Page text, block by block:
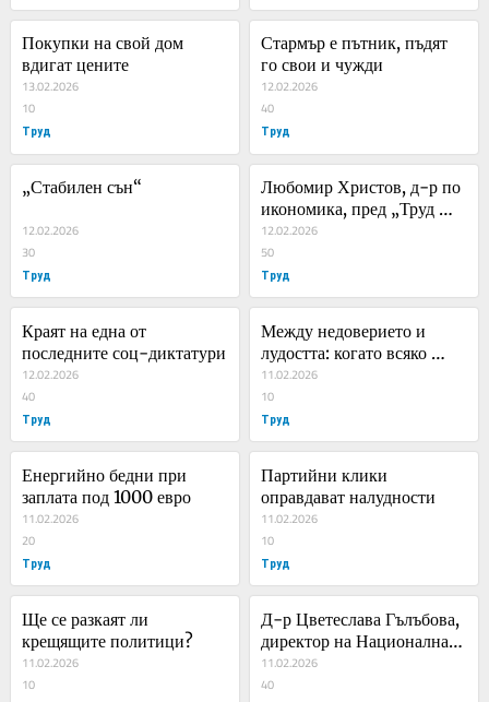
Покупки на свой дом
вдигат цените
13.02.2026
10
Труд
Стармър е пътник, пъдят
го свои и чужди
12.02.2026
40
Труд
„Стабилен сън“
12.02.2026
30
Труд
Любомир Христов, д-р по
икономика, пред „Труд
news”: Да спестявате за
втора пенсия е като да
носите вода в сито
12.02.2026
50
Труд
Краят на една от
последните соц-диктатури
12.02.2026
40
Труд
Между недоверието и
лудостта: когато всяко
убийство става
политически заговор
11.02.2026
10
Труд
Енергийно бедни при
заплата под 1000 евро
11.02.2026
20
Труд
Партийни клики
оправдават налудности
11.02.2026
10
Труд
Ще се разкаят ли
крещящите политици?
11.02.2026
10
Д-р Цветеслава Гълъбова,
директор на Националната
психиатрична болница
„Св. Иван Рилски“: Има
11.02.2026
40